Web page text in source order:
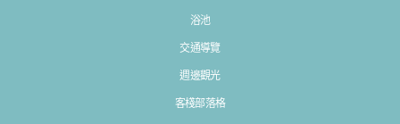
浴池
交通導覽
週邊觀光
客棧部落格